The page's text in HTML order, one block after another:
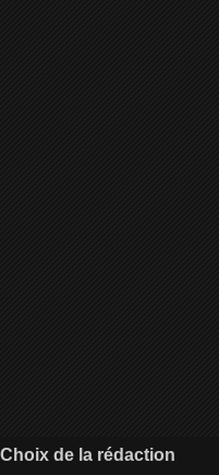
Choix de la rédaction